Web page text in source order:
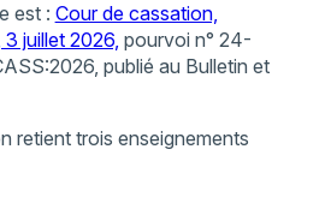
est : Cour de cassation,
juillet 2026, pourvoi n° 24-
publié au Bulletin et
retient trois enseignements